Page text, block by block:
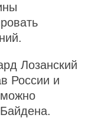
Лозанский
России и